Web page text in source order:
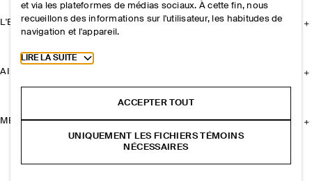
L'ENTREPRISE
AIDE
MENTIONS LÉGALES
et via les plateformes de médias sociaux. À cette fin, nous
recueillons des informations sur l'utilisateur, les habitudes de
navigation et l'appareil.
Toggle more cookie information
LIRE LA SUITE
ACCEPTER TOUT
UNIQUEMENT LES FICHIERS TÉMOINS
NÉCESSAIRES